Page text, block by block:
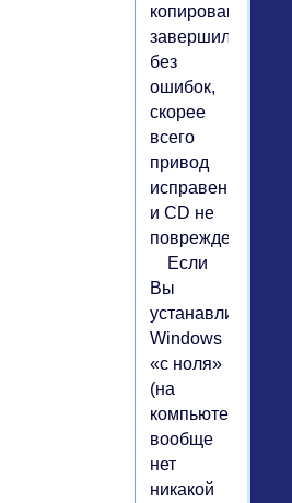
копирование
завершилось
без
ошибок,
скорее
всего
привод
исправен
и CD не
поврежден.
Если
Вы
устанавливаете
Windows
«с ноля»
(на
компьютере
вообще
нет
никакой